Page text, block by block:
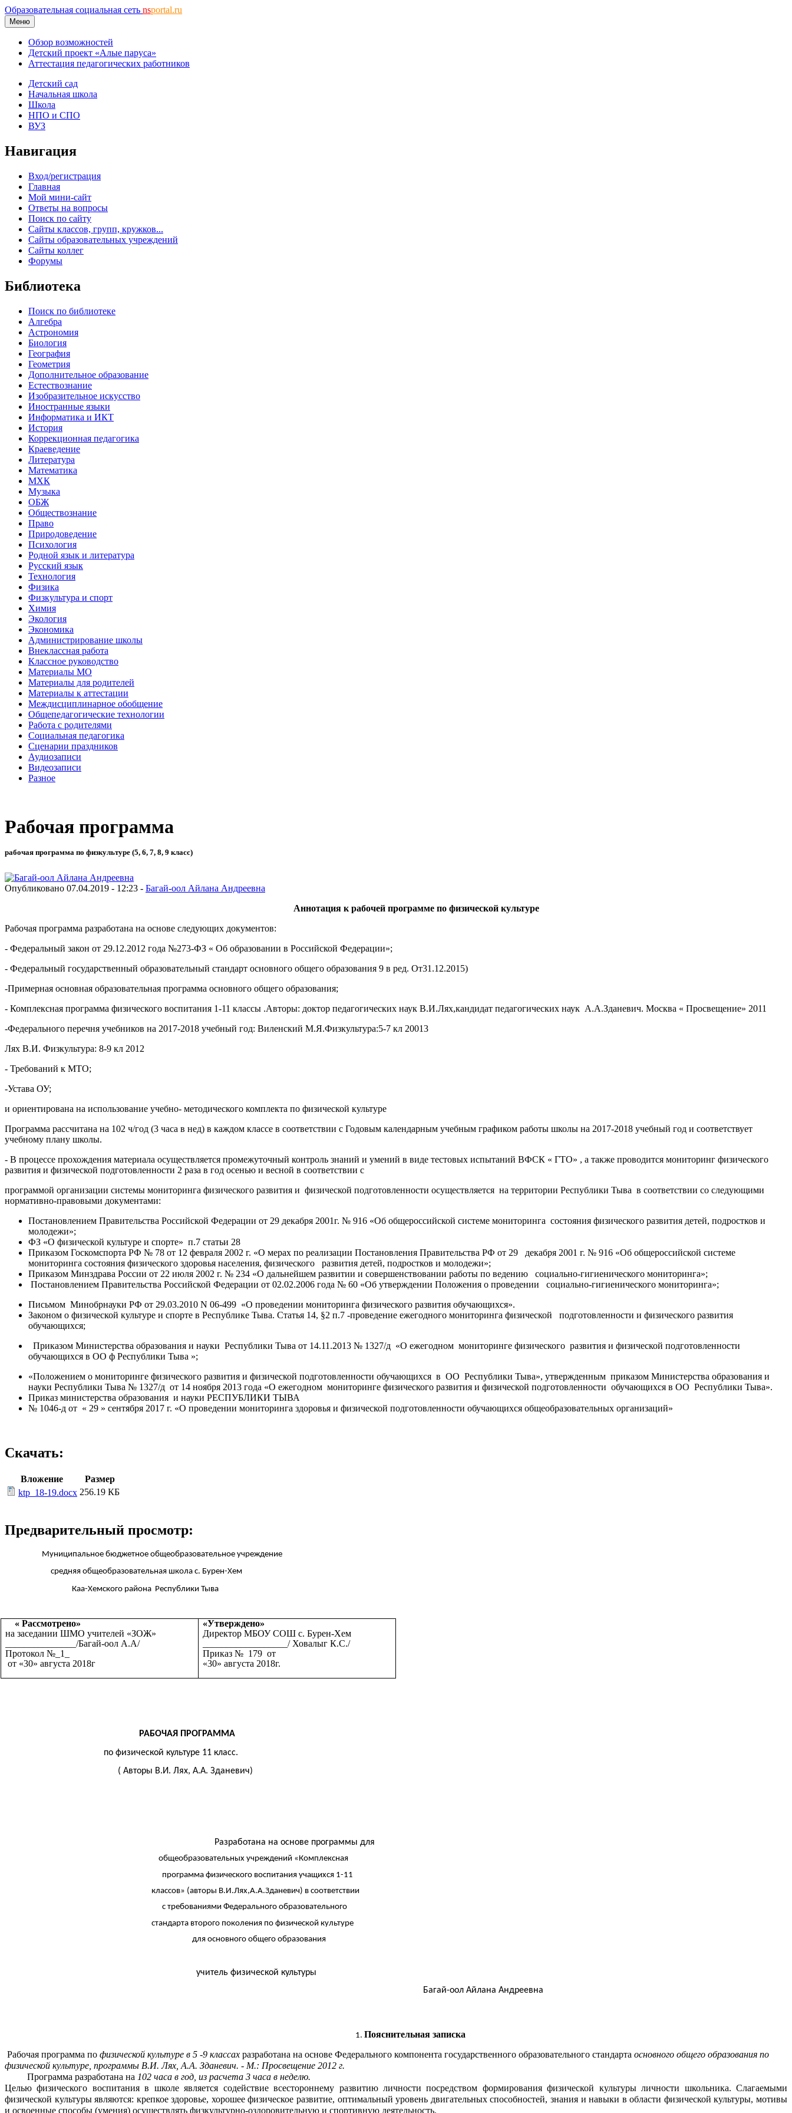
Образовательная социальная сеть nsportal.ru
Меню
Обзор возможностей
Детский проект «Алые паруса»
Аттестация педагогических работников
Детский сад
Начальная школа
Школа
НПО и СПО
ВУЗ
Навигация
Вход/регистрация
Главная
Мой мини-сайт
Ответы на вопросы
Поиск по сайту
Сайты классов, групп, кружков...
Сайты образовательных учреждений
Сайты коллег
Форумы
Библиотека
Поиск по библиотеке
Алгебра
Астрономия
Биология
География
Геометрия
Дополнительное образование
Естествознание
Изобразительное искусство
Иностранные языки
Информатика и ИКТ
История
Коррекционная педагогика
Краеведение
Литература
Математика
МХК
Музыка
ОБЖ
Обществознание
Право
Природоведение
Психология
Родной язык и литература
Русский язык
Технология
Физика
Физкультура и спорт
Химия
Экология
Экономика
Администрирование школы
Внеклассная работа
Классное руководство
Материалы МО
Материалы для родителей
Материалы к аттестации
Междисциплинарное обобщение
Общепедагогические технологии
Работа с родителями
Социальная педагогика
Сценарии праздников
Аудиозаписи
Видеозаписи
Разное
Рабочая программа
рабочая программа по физкультуре (5, 6, 7, 8, 9 класс)
Опубликовано 07.04.2019 - 12:23 - Багай-оол Айлана Андреевна
Аннотация к рабочей программе по физической культуре
Рабочая программа разработана на основе следующих документов:
- Федеральный закон от 29.12.2012 года №273-ФЗ « Об образовании в Российской Федерации»;
- Федеральный государственный образовательный стандарт основного общего образования 9 в ред. От31.12.2015)
-Примерная основная образовательная программа основного общего образования;
- Комплексная программа физического воспитания 1-11 классы .Авторы: доктор педагогических наук В.И.Лях,кандидат педагогических наук А.А.Зданевич. Москва « Просвещение» 2011
-Федерального перечня учебников на 2017-2018 учебный год: Виленский М.Я.Физкультура:5-7 кл 20013
Лях В.И. Физкультура: 8-9 кл 2012
- Требований к МТО;
-Устава ОУ;
и ориентирована на использование учебно- методического комплекта по физической культуре
Программа рассчитана на 102 ч/год (3 часа в нед) в каждом классе в соответствии с Годовым календарным учебным графиком работы школы на 2017-2018 учебный год и соответствует
учебному плану школы.
- В процессе прохождения материала осуществляется промежуточный контроль знаний и умений в виде тестовых испытаний ВФСК « ГТО» , а также проводится мониторинг физического
развития и физической подготовленности 2 раза в год осенью и весной в соответствии с
программой организации системы мониторинга физического развития и физической подготовленности осуществляется на территории Республики Тыва в соответствии со следующими
нормативно-правовыми документами:
Постановлением Правительства Российской Федерации от 29 декабря 2001г. № 916 «Об общероссийской системе мониторинга состояния физического развития детей, подростков и
молодежи»;
ФЗ «О физической культуре и спорте» п.7 статьи 28
Приказом Госкомспорта РФ № 78 от 12 февраля 2002 г. «О мерах по реализации Постановления Правительства РФ от 29 декабря 2001 г. № 916 «Об общероссийской системе
мониторинга состояния физического здоровья населения, физического развития детей, подростков и молодежи»;
Приказом Минздрава России от 22 июля 2002 г. № 234 «О дальнейшем развитии и совершенствовании работы по ведению социально-гигиенического мониторинга»;
Постановлением Правительства Российской Федерации от 02.02.2006 года № 60 «Об утверждении Положения о проведении социально-гигиенического мониторинга»;
Письмом Минобрнауки РФ от 29.03.2010 N 06-499 «О проведении мониторинга физического развития обучающихся».
Законом о физической культуре и спорте в Республике Тыва. Статья 14, §2 п.7 -проведение ежегодного мониторинга физической подготовленности и физического развития
обучающихся;
Приказом Министерства образования и науки Республики Тыва от 14.11.2013 № 1327/д «О ежегодном мониторинге физического развития и физической подготовленности
обучающихся в ОО ф Республики Тыва »;
«Положением о мониторинге физического развития и физической подготовленности обучающихся в ОО Республики Тыва», утвержденным приказом Министерства образования и
науки Республики Тыва № 1327/д от 14 ноября 2013 года «О ежегодном мониторинге физического развития и физической подготовленности обучающихся в ОО Республики Тыва».
Приказ министерства образования и науки РЕСПУБЛИКИ ТЫВА
№ 1046-д от « 29 » сентября 2017 г. «О проведении мониторинга здоровья и физической подготовленности обучающихся общеобразовательных организаций»
Скачать:
Вложение
Размер
ktp_18-19.docx 256.19 КБ
Предварительный просмотр:
Муниципальное бюджетное общеобразовательное учреждение
средняя общеобразовательная школа с. Бурен-Хем
Каа-Хемского района Республики Тыва
« Рассмотрено»
на заседании ШМО учителей «ЗОЖ»
_______________/Багай-оол А.А/
Протокол №_1_
от «30» августа 2018г
«Утверждено»
Директор МБОУ СОШ с. Бурен-Хем
__________________/ Ховалыг К.С./
Приказ № 179 от
«30» августа 2018г.
РАБОЧАЯ ПРОГРАММА
по физической культуре 11 класс.
( Авторы В.И. Лях, А.А. Зданевич)
Разработана на основе программы для
общеобразовательных учреждений «Комплексная
программа физического воспитания учащихся 1-11
классов» (авторы В.И.Лях,А.А.Зданевич) в соответствии
с требованиями Федерального образовательного
стандарта второго поколения по физической культуре
для основного общего образования
учитель физической культуры
Багай-оол Айлана Андреевна
Пояснительная записка
Рабочая программа по физической культуре в 5 -9 классах разработана на основе Федерального компонента государственного образовательного стандарта основного общего образования по
физической культуре, программы В.И. Лях, А.А. Зданевич. - М.: Просвещение 2012 г.
Программа разработана на 102 часа в год, из расчета 3 часа в неделю.
Целью физического воспитания в школе является содействие всестороннему развитию личности посредством формирования физической культуры личности школьника. Слагаемыми
физической культуры являются: крепкое здоровье, хорошее физическое развитие, оптимальный уровень двигательных способностей, знания и навыки в области физической культуры, мотивы
и освоенные способы (умения) осуществлять физкультурно-оздоровительную и спортивную деятельность.